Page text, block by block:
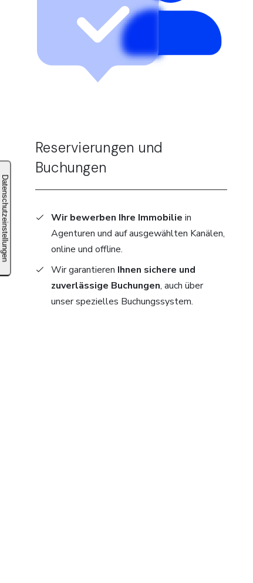
Reservierungen und
Buchungen
Wir bewerben Ihre Immobilie in
Agenturen und auf ausgewählten Kanälen,
online und offline.
Wir garantieren Ihnen sichere und
zuverlässige Buchungen, auch über
unser spezielles Buchungssystem.